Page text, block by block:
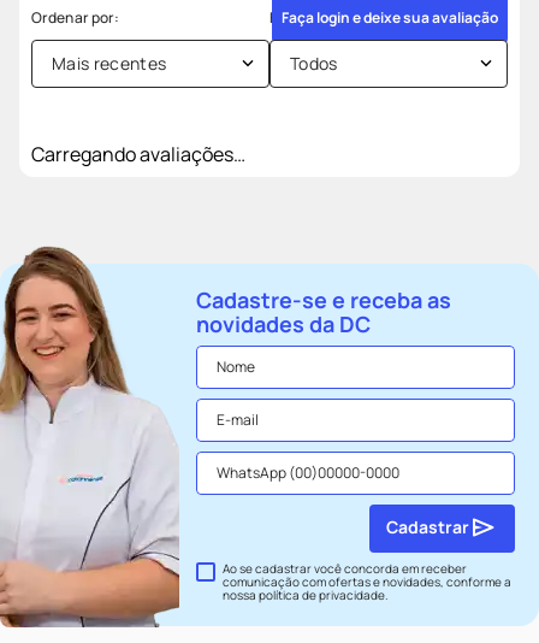
Faça login e deixe sua avaliação
Mais recentes Todos
Carregando avaliações…
Cadastre-se e receba as
novidades da DC
Ao se cadastrar você concorda em receber
comunicação com ofertas e novidades, conforme a
nossapolítica de privacidade.
Cadastrar